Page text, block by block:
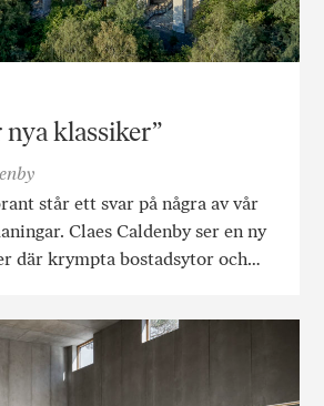
nya klassiker”
står ett svar på några av vår
Claes Caldenby ser en ny
där krympta bostadsytor och…